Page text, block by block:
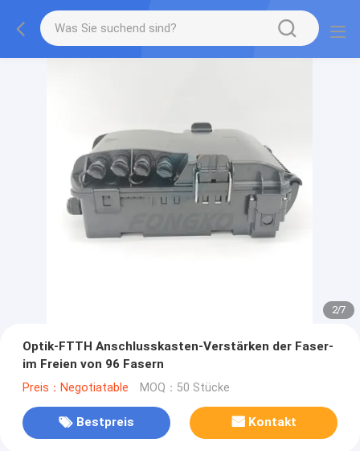
3/7
Optik-FTTH Anschlusskasten-Verstärken der Faser-
im Freien von 96 Fasern
Preis：Negotiatable MOQ：50 Stücke
Bestpreis Kontakt